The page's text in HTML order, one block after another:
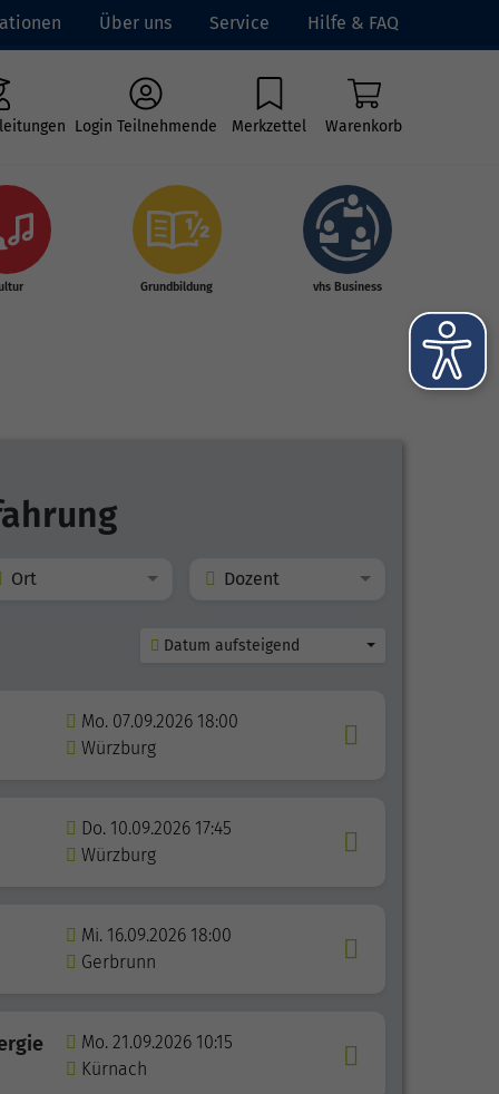
Über uns Service Hilfe & FAQ
Login Teilnehmende Merkzettel Warenkorb
Grundbildung vhs Business
Ort Dozent
Datum aufsteigend
Mo. 07.09.2026 18:00
Würzburg
Do. 10.09.2026 17:45
Würzburg
Mi. 16.09.2026 18:00
Gerbrunn
Mo. 21.09.2026 10:15
Kürnach